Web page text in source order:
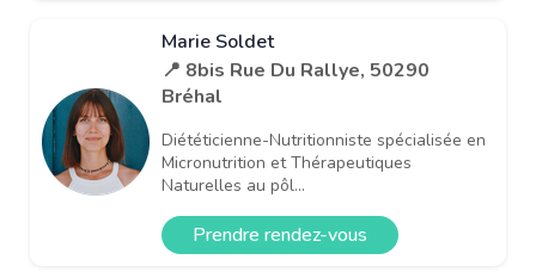
Marie Soldet
📍 8bis Rue Du Rallye, 50290
Bréhal
Diététicienne-Nutritionniste spécialisée en
Micronutrition et Thérapeutiques
Naturelles au pôl...
Prendre rendez-vous